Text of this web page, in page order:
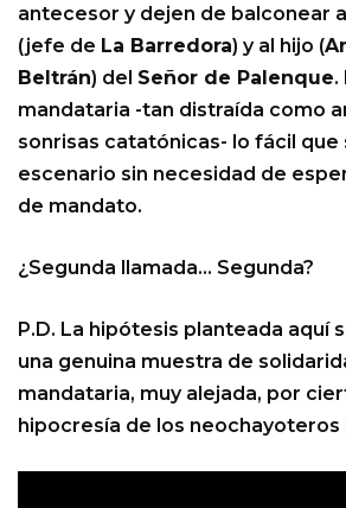
antecesor y dejen de balconear
(jefe de La Barredora) y al hijo (
Beltrán) del Señor de Palenque.
mandataria -tan distraída como
sonrisas catatónicas- lo fácil
escenario sin necesidad de
de mandato.
¿Segunda llamada… Segunda?
P.D. La hipótesis planteada aquí
una genuina muestra de
mandataria, muy alejada, por
hipocresía de los neochayoteros